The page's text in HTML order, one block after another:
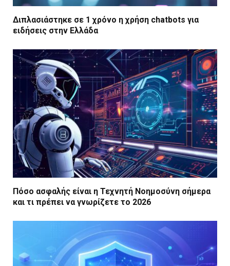
Διπλασιάστηκε σε 1 χρόνο η χρήση chatbots για
ειδήσεις στην Ελλάδα
Πόσο ασφαλής είναι η Τεχνητή Νοημοσύνη σήμερα
και τι πρέπει να γνωρίζετε το 2026